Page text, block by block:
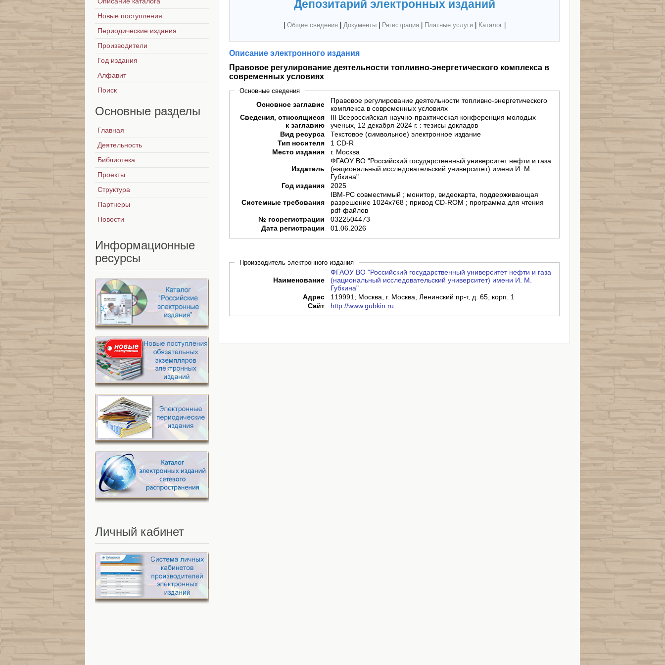
Депозитарий электронных изданий
Общие сведения Документы| Регистрация Платные услуги| Каталог|
Описание электронного издания
Правовое регулирование деятельности топливно-энергетического комплекса в
современных условиях
Основные сведения
Основное заглавие
Правовое регулирование деятельности топливно-энергетического
комплекса в современных условиях
Сведения, относящиеся
к заглавию
III Всероссийская научно-практическая конференция молодых
ученых, 12 декабря 2024 г. : тезисы докладов
Вид ресурса
Текстовое (символьное) электронное издание
Тип носителя
1 CD-R
Место издания
г. Москва
Издатель
ФГАОУ ВО "Российский государственный университет нефти и газа
(национальный исследовательский университет) имени И. М.
Губкина"
Год издания
2025
Системные требования
IBM-PC совместимый ; монитор, видеокарта, поддерживающая
разрешение 1024x768 ; привод CD-ROM ; программа для чтения
pdf-файлов
№ госрегистрации
0322504473
Дата регистрации
01.06.2026
Производитель электронного издания
Наименование
ФГАОУ ВО "Российский государственный университет нефти и газа
(национальный исследовательский университет) имени И. М.
Губкина"
Адрес
119991; Москва, г. Москва, Ленинский пр-т, д. 65, корп. 1
Сайт
http://www.gubkin.ru
Новые поступления
Периодические издания
Производители
Год издания
Алфавит
Поиск
Основные разделы
Главная
Деятельность
Библиотека
Проекты
Структура
Партнеры
Новости
Информационные
ресурсы
Личный кабинет